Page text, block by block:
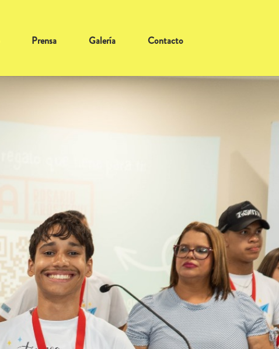
Prensa Galería Contacto